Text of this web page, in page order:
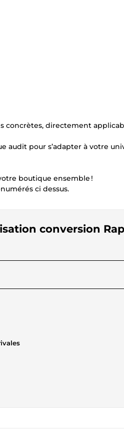
concrètes, directement
audit pour s’adapter à votre
boutique ensemble !
ci dessus.
conversion
rivales